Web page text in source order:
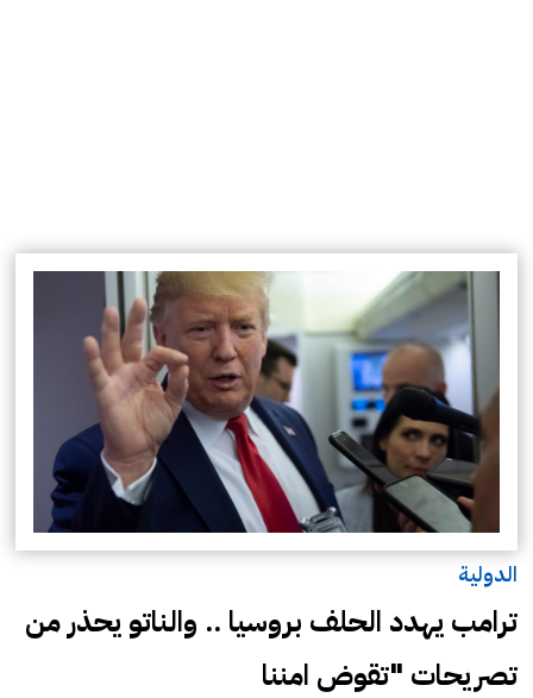
الدولية
ترامب يهدد الحلف بروسيا .. والناتو يحذر من
تصريحات "تقوض امننا